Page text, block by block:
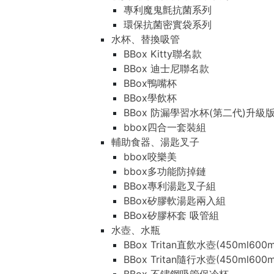
專利魔鬼氈抗菌系列
環保抗菌密實袋系列
水杯、替換吸管
BBox Kitty聯名款
BBox 迪士尼聯名款
BBox鴨嘴杯
BBox學飲杯
BBox 防漏學習水杯(第二代)升級版
bbox四合一套裝組
輔助食器、湯匙叉子
bbox咬樂美
bbox多功能防掉鏈
BBox專利湯匙叉子組
BBox矽膠軟湯匙兩入組
BBox矽膠杯套 吸管組
水壺、水瓶
BBox Tritan直飲水壺
BBox Tritan隨行水壺